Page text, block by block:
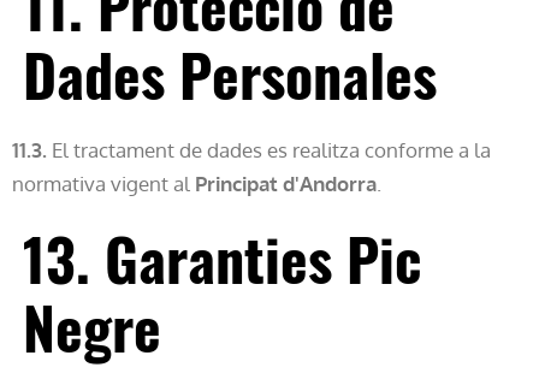
Dades Personales
11.3. El tractament de dades es realitza conforme a la
normativa vigent al Principat d'Andorra
13. Garanties Pic
Negre